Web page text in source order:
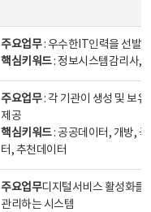
주요업무: 우수한IT인력을 선발
핵심키워드: 정보시스템감리사,
주요업무: 각 기관이 생성 및 보
제공
핵심키워드: 공공데이터, 개방,
터, 추천데이터
주요업무디지털서비스 활성화를
관리하는 시스템